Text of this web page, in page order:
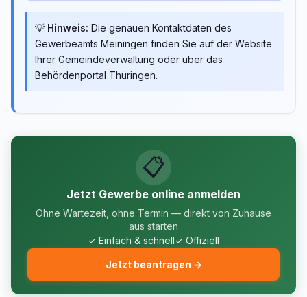
💡 Hinweis: Die genauen Kontaktdaten des
Gewerbeamts Meiningen finden Sie auf der Website
Ihrer Gemeindeverwaltung oder über das
Behördenportal Thüringen.
📋
Jetzt Gewerbe online anmelden
Ohne Wartezeit, ohne Termin — direkt von Zuhause
aus starten
✓ Einfach & schnell✓ Offiziell
Jetzt beantragen →